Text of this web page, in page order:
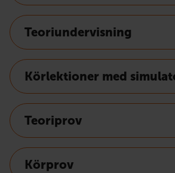
Teoriundervisning
Körlektioner med
Teoriprov
Körprov